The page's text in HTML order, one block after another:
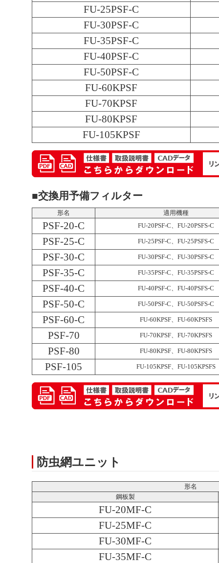
FU-25PSF-C
FU-30PSF-C
FU-35PSF-C
FU-40PSF-C
FU-50PSF-C
FU-60KPSF
FU-70KPSF
FU-80KPSF
FU-105KPSF
■交換用予備フィルター
形名 適用機種
PSF-20-C FU-20PSF-C、FU-20PSFS-C
PSF-25-C FU-25PSF-C、FU-25PSFS-C
PSF-30-C FU-30PSF-C、FU-30PSFS-C
PSF-35-C FU-35PSF-C、FU-35PSFS-C
PSF-40-C FU-40PSF-C、FU-40PSFS-C
PSF-50-C FU-50PSF-C、FU-50PSFS-C
PSF-60-C FU-60KPSF、FU-60KPSFS
PSF-70 FU-70KPSF、FU-70KPSFS
PSF-80 FU-80KPSF、FU-80KPSFS
PSF-105 FU-105KPSF、FU-105KPSFS
防虫網ユニット
形名
鋼板製
FU-20MF-C
FU-25MF-C
FU-30MF-C
FU-35MF-C